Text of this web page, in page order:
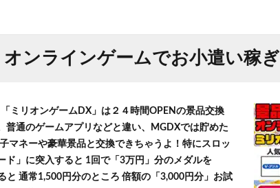
オンラインゲームでお小遣い稼ぎ
ミリオンゲームDX」は２４時間OPENの景品交換
普通のゲームアプリなどと違い、MGDXでは貯めた
マネーや豪華景品と交換できちゃうよ！特にスロッ
ド」に突入すると 1回で「3万円」分のメダルを
と 通常1,500円分のところ 倍額の「3,000円分」お試